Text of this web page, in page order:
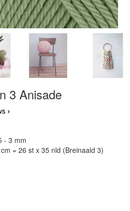
3 Anisade
- 3 mm
= 26 st x 35 nld (Breinaald 3)